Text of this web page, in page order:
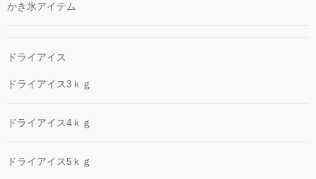
かき氷アイテム
ドライアイス
ドライアイス3ｋｇ
ドライアイス4ｋｇ
ドライアイス5ｋｇ